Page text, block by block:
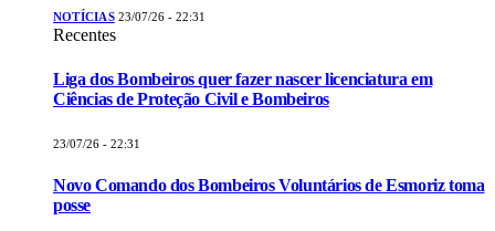
NOTÍCIAS 23/07/26 - 22:31
Recentes
Liga dos Bombeiros quer fazer nascer licenciatura em
Ciências de Proteção Civil e Bombeiros
23/07/26 - 22:31
Novo Comando dos Bombeiros Voluntários de Esmoriz toma
posse